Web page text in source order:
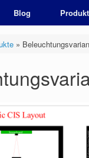
Blog
»